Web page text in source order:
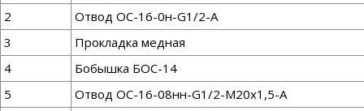
2
Отвод ОС-16-0н-G1/2-А
3
Прокладка медная
4
Бобышка БОС-14
5
Отвод ОС-16-08нн-G1/2-М20х1,5-А